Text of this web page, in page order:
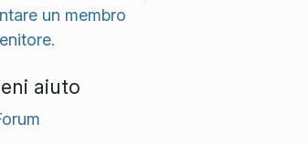
un membro
aiuto